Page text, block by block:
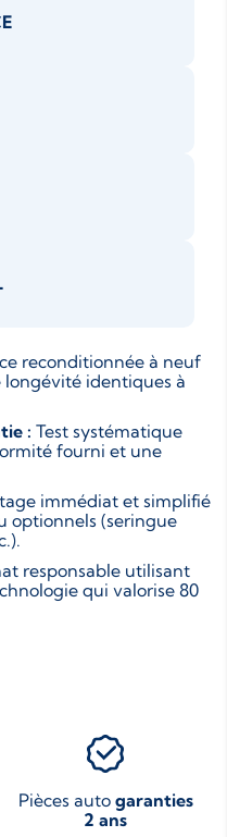
reconditionnée à neuf
longévité identiques à
: Test systématique
fourni et une
immédiat et simplifié
optionnels (seringue
responsable utilisant
qui valorise 80
Pièces auto garanties
2 ans